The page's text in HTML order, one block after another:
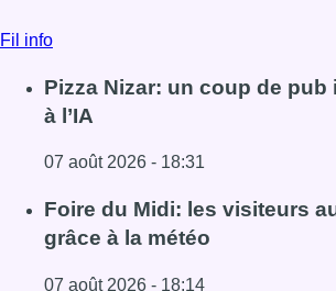
Fil info
Pizza Nizar: un coup de pub
à l’IA
07 août 2026 - 18:31
Lire l'article Pizza Nizar: un coup de
Foire du Midi: les visiteurs
grâce à la météo
07 août 2026 - 18:14